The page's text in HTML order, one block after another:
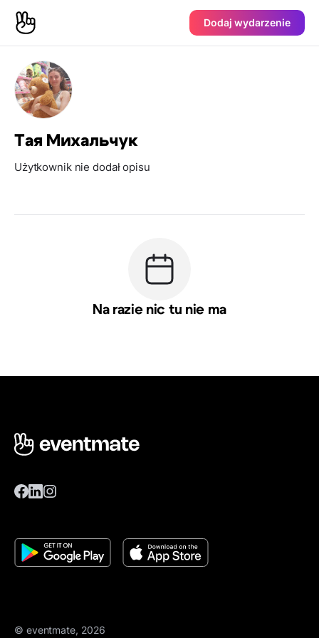
Dodaj wydarzenie
Тая Михальчук
Użytkownik nie dodał opisu
Na razie nic tu nie ma
© eventmate, 2026